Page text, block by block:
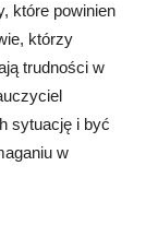
które powinien
którzy
trudności w
sytuację i być
w